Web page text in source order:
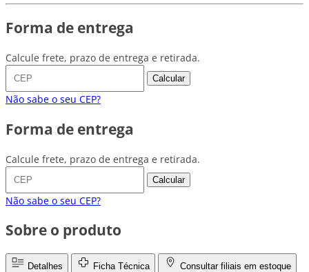
Forma de entrega
Calcule frete, prazo de entrega e retirada.
Calcular
Não sabe o seu CEP?
Forma de entrega
Calcule frete, prazo de entrega e retirada.
Calcular
Não sabe o seu CEP?
Sobre o produto
Detalhes Ficha Técnica Consultar filiais em estoque